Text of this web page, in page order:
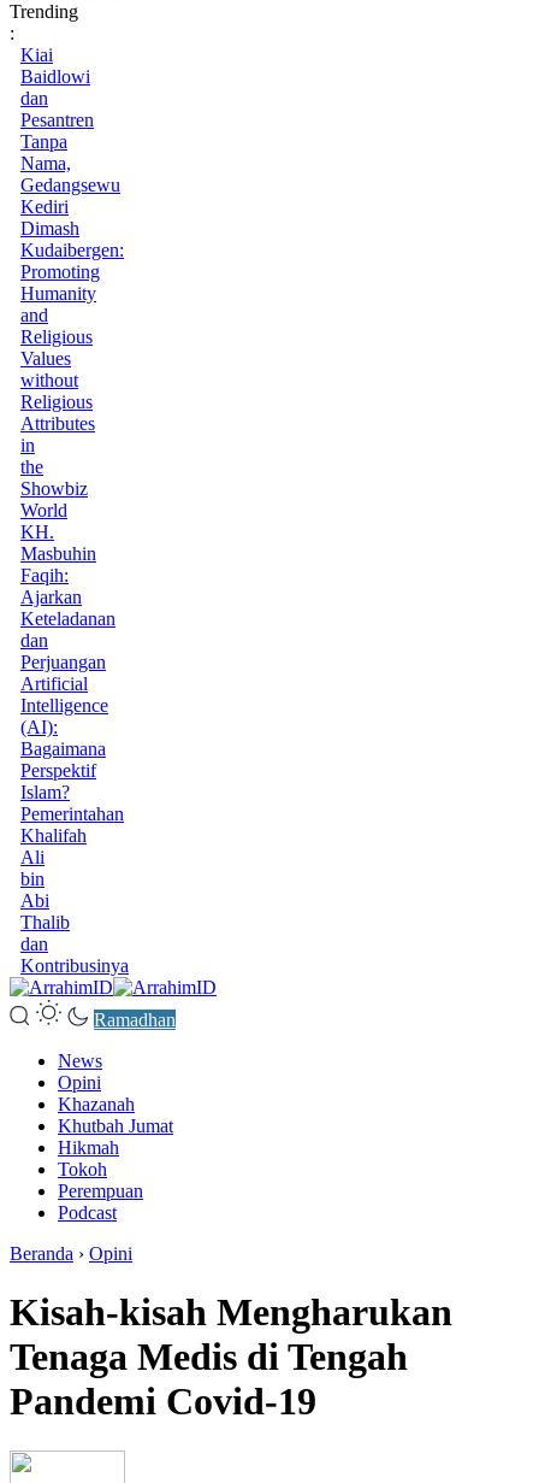
Trending
:
Kiai
Baidlowi
dan
Pesantren
Tanpa
Nama,
Gedangsewu
Kediri
Dimash
Kudaibergen:
Promoting
Humanity
and
Religious
Values
without
Religious
Attributes
in
the
Showbiz
World
KH.
Masbuhin
Faqih:
Ajarkan
Keteladanan
dan
Perjuangan
Artificial
Intelligence
(AI):
Bagaimana
Perspektif
Islam?
Pemerintahan
Khalifah
Ali
bin
Abi
Thalib
dan
Kontribusinya
Ramadhan
News
Opini
Khazanah
Khutbah Jumat
Hikmah
Tokoh
Perempuan
Podcast
Beranda › Opini
Kisah-kisah Mengharukan
Tenaga Medis di Tengah
Pandemi Covid-19